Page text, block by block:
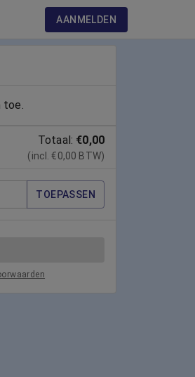
AANMELDEN
toe.
Totaal: €0,00
(incl. €0,00 BTW)
TOEPASSEN